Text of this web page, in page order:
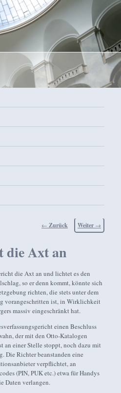
Beitragsnavigation
← Zurück Weiter →
die Axt an
die Axt an und lichtet es den
so er denn kommt, könnte sich
richten, die stets unter dem
vorangeschritten ist, in Wirklichkeit
massiv eingeschränkt hat.
einen Beschluss
der mit den Otto-Katalogen
an einer Stelle stoppt, noch dazu mit
Die Richter beanstanden eine
verpflichtet, an
(PIN, PUK etc.) etwa für Handys
Daten verlangen.